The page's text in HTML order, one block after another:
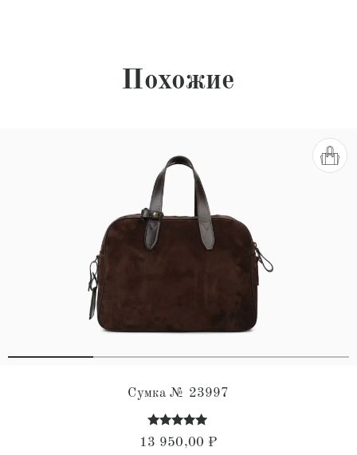
Похожие
Сумка № 23997
Оценка
5.00
13 950,00 ₽